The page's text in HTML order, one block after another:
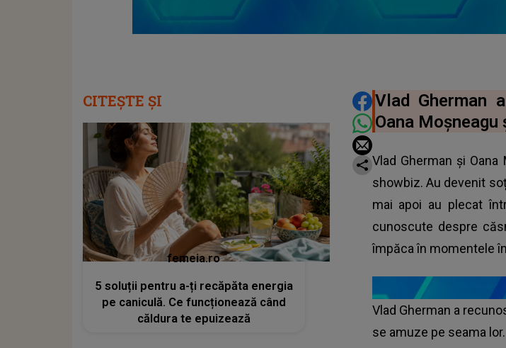
DISTRIBUIE
Vlad Gherman
Oana
Vlad Gherman și
showbiz. Au devenit
mai apoi au plecat
cunoscute despre
împăca în momentele
Vlad Gherman a
se amuze pe seama lor.
CITEȘTE ȘI
femeia.ro
5 soluții pentru a-ți recăpăta energia
pe caniculă. Ce funcționează când
căldura te epuizează